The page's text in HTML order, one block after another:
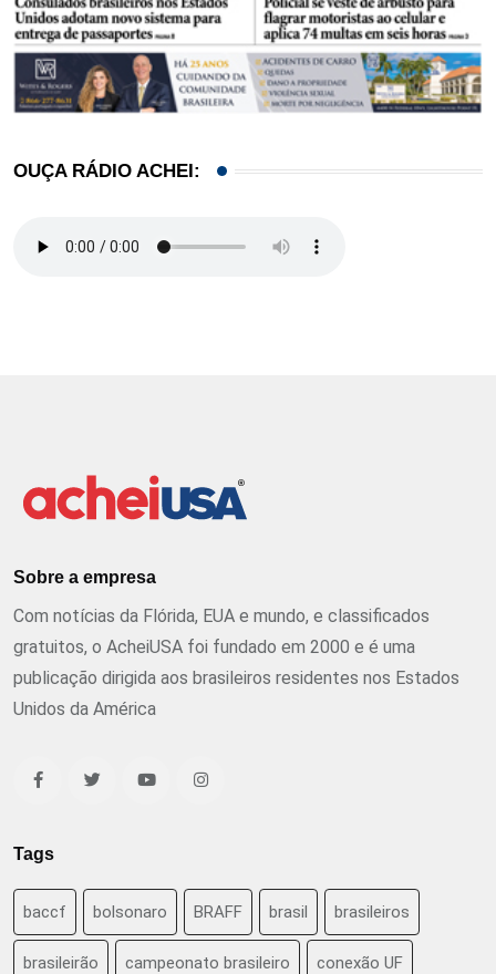
OUÇA RÁDIO ACHEI:
Sobre a empresa
Com notícias da Flórida, EUA e mundo, e classificados
gratuitos, o AcheiUSA foi fundado em 2000 e é uma
publicação dirigida aos brasileiros residentes nos Estados
Unidos da América
Tags
baccf bolsonaro BRAFF brasil brasileiros
brasileirão campeonato brasileiro conexão UF